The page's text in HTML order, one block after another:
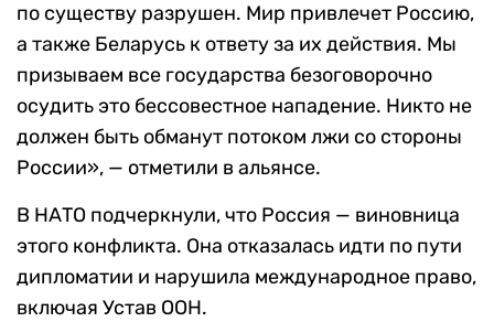
по существу разрушен. Мир привлечет Россию,
а также Беларусь к ответу за их действия. Мы
призываем все государства безоговорочно
осудить это бессовестное нападение. Никто не
должен быть обманут потоком лжи со стороны
России», — отметили в альянсе.
В НАТО подчеркнули, что Россия — виновница
этого конфликта. Она отказалась идти по пути
дипломатии и нарушила международное право,
включая Устав ООН.